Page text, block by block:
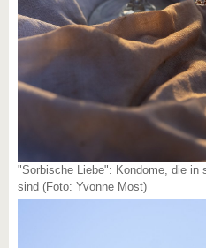
"Sorbische Liebe": Kondome, die in
sind (Foto: Yvonne Most)